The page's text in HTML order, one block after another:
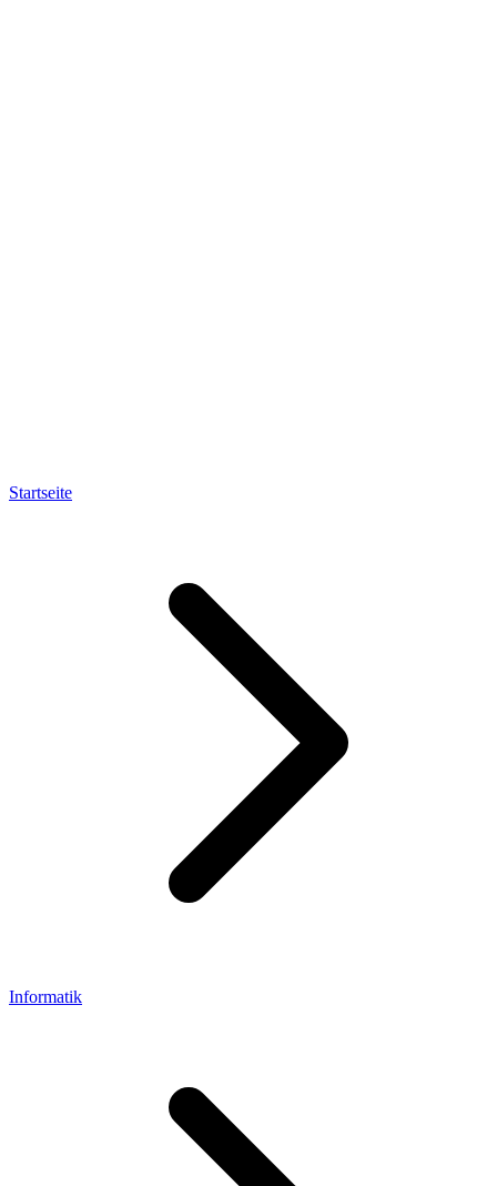
Startseite
Informatik